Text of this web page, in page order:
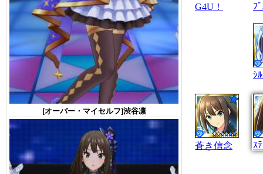
G4U！ ﾌ
蒼き信念
[オーバー・マイセルフ]渋谷凛